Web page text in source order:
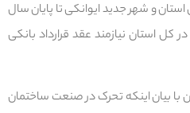
و شهر جدید ایوانکی تا پایان سال
مسکونی در کل استان نیازمند عقد قرارداد بانکی
با بیان اینکه تحرک در صنعت ساختمان